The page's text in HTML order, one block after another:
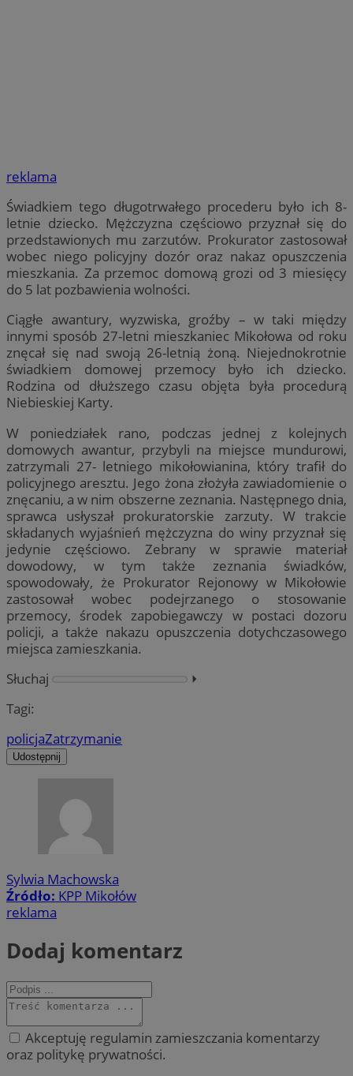
reklama
Świadkiem tego długotrwałego procederu było ich 8-
letnie dziecko. Mężczyzna częściowo przyznał się do
przedstawionych mu zarzutów. Prokurator zastosował
wobec niego policyjny dozór oraz nakaz opuszczenia
mieszkania. Za przemoc domową grozi od 3 miesięcy
do 5 lat pozbawienia wolności.
Ciągłe awantury, wyzwiska, groźby – w taki między
innymi sposób 27-letni mieszkaniec Mikołowa od roku
znęcał się nad swoją 26-letnią żoną. Niejednokrotnie
świadkiem domowej przemocy było ich dziecko.
Rodzina od dłuższego czasu objęta była procedurą
Niebieskiej Karty.
W poniedziałek rano, podczas jednej z kolejnych
domowych awantur, przybyli na miejsce mundurowi,
zatrzymali 27- letniego mikołowianina, który trafił do
policyjnego aresztu. Jego żona złożyła zawiadomienie o
znęcaniu, a w nim obszerne zeznania. Następnego dnia,
sprawca usłyszał prokuratorskie zarzuty. W trakcie
składanych wyjaśnień mężczyzna do winy przyznał się
jedynie częściowo. Zebrany w sprawie materiał
dowodowy, w tym także zeznania świadków,
spowodowały, że Prokurator Rejonowy w Mikołowie
zastosował wobec podejrzanego o stosowanie
przemocy, środek zapobiegawczy w postaci dozoru
policji, a także nakazu opuszczenia dotychczasowego
miejsca zamieszkania.
Słuchaj
⏵︎
Tagi:
policjaZatrzymanie
Udostępnij
Sylwia Machowska
Źródło: KPP Mikołów
reklama
Dodaj komentarz
Akceptuję regulamin zamieszczania komentarzy
oraz politykę prywatności.